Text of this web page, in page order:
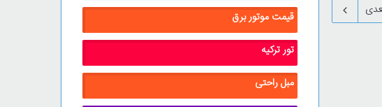
قیمت موتور برق
تور ترکیه
مبل راحتی